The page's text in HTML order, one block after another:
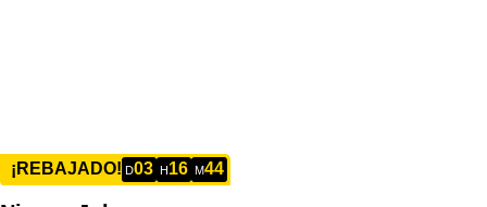
¡REBAJADO! D03 H16 M44